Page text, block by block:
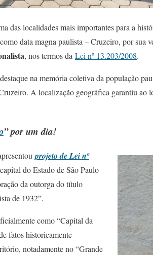
das localidades mais importantes para a
como data magna paulista – Cruzeiro, por sua
, nos termos da Lei nº 13.203/2008.
na memória coletiva da população
A localização geográfica garantiu ao
” por um dia!
projeto de Lei nº
do Estado de São Paulo
da outorga do título
de 1932”.
como “Capital da
fatos historicamente
notadamente no “Grande